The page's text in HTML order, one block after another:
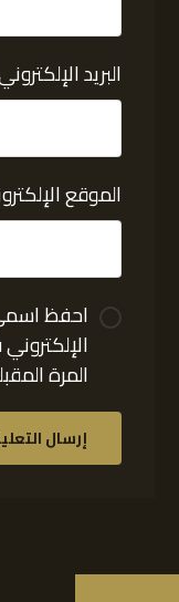
البريد
الموقع
احفظ
المرة